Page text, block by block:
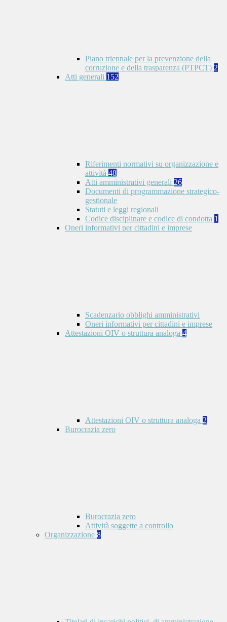
Piano triennale per la prevenzione della
corruzione e della trasparenza (PTPCT) 2
Atti generali 152
Riferimenti normativi su organizzazione e
attività 48
Atti amministrativi generali 26
Documenti di programmazione strategico-
gestionale
Statuti e leggi regionali
Codice disciplinare e codice di condotta 1
Oneri informativi per cittadini e imprese
Scadenzario obblighi amministrativi
Oneri informativi per cittadini e imprese
Attestazioni OIV o struttura analoga 4
Attestazioni OIV o struttura analoga 2
Burocrazia zero
Burocrazia zero
Attività soggette a controllo
Organizzazione 8